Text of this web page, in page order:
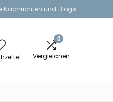
Nachrichten und Blogs
0
Vergleichen